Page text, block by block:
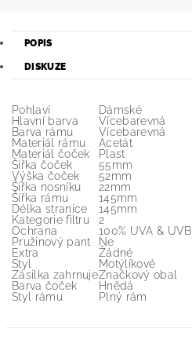
POPIS
DISKUZE
Pohlaví
Dámské
Hlavní barva
Vícebarevná
Barva rámu
Vícebarevná
Materiál rámu
Acetát
Materiál čoček
Plast
Šířka čoček
55mm
Výška čoček
52mm
Šířka nosníku
22mm
Šířka rámu
145mm
Délka stranice
145mm
Kategorie filtru
2
Ochrana
100% UVA & UVB
Pružinový pant
Ne
Extra
Žádné
Styl
Motýlíkové
Zásilka zahrnujeZnačkový obal
Barva čoček
Hnědá
Styl rámu
Plný rám